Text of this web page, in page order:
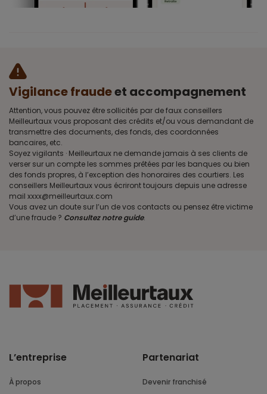
Vigilance fraudeet accompagnement
Attention, vous pouvez être sollicités par de faux conseillers
Meilleurtaux vous proposant des crédits et/ou vous demandant de
transmettre des documents, des fonds, des coordonnées
bancaires, etc.
Soyez vigilants · Meilleurtaux ne demande jamais à ses clients de
verser sur un compte les sommes prêtées par les banques ou bien
des fonds propres, à l’exception des honoraires des courtiers. Les
conseillers Meilleurtaux vous écriront toujours depuis une adresse
mail xxxx@meilleurtaux.com
Vous avez un doute sur l’un de vos contacts ou pensez être victime
d’une fraude ? Consultez notre guide.
L’entreprise
À propos
Partenariat
Devenir franchisé